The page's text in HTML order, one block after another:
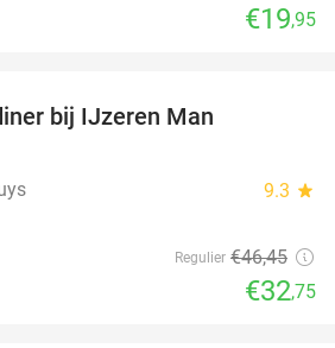
€19,95
bij IJzeren Man
9.3 star
Regulier €46,45
€32,75